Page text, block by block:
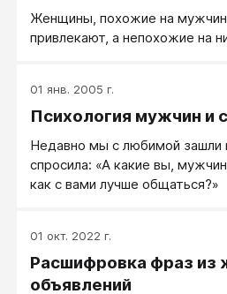
его намерений?» Забавная, а
всегда правдивая, – эту книгу
мужчины об отношениях с
Женщины, похожие на
привлекают, а непохожие на
01 янв. 2005 г.
Психология мужчин и
Недавно мы с любимой зашли
спросила: «А какие вы,
как с вами лучше общаться?»
01 окт. 2022 г.
Расшифровка фраз из
объявлений